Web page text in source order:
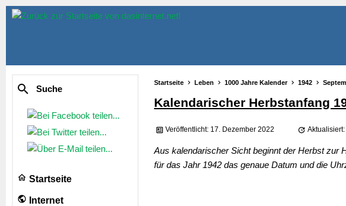
Suche
Startseite
Internet
Startseite Leben 1000 Jahre Kalender 1942
Kalendarischer Herbstanfang
Veröffentlicht: 17. Dezember 2022
Aus kalendarischer Sicht beginnt der Herbst zur
für das Jahr 1942 das genaue Datum und die